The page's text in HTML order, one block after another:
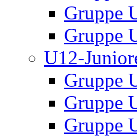
Gruppe
Gruppe
U12-
Gruppe
Gruppe
Gruppe